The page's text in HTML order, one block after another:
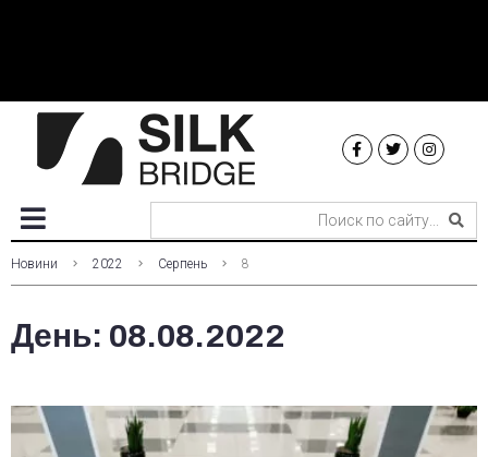
Новини 2022 Серпень 8
День: 08.08.2022